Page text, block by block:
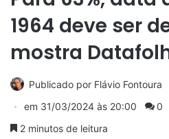
1964 deve ser
mostra
Publicado por Flávio Fontoura
em 31/03/2024 às 20:00 0
2 minutos de leitura